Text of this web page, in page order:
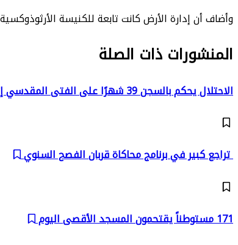
وأضاف أن إدارة الأرض كانت تابعة للكنيسة
المنشورات ذات الصلة
الاحتلال يحكم بالسجن 39 شهرًا على الفتى المقدسي إياد دعيس
تراجع كبير في برنامج محاكاة قربان الفصح السنوي
171 مستوطناً يقتحمون المسجد الأقصى اليوم